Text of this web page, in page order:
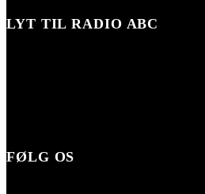
LYT TIL RADIO ABC
FØLG OS